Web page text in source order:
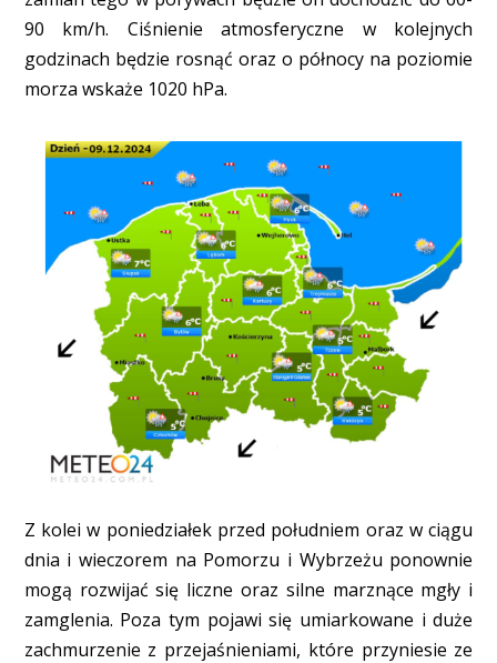
90 km/h. Ciśnienie atmosferyczne w kolejnych
godzinach będzie rosnąć oraz o północy na poziomie
morza wskaże 1020 hPa.
Z kolei w poniedziałek przed południem oraz w ciągu
dnia i wieczorem na Pomorzu i Wybrzeżu ponownie
mogą rozwijać się liczne oraz silne marznące mgły i
zamglenia. Poza tym pojawi się umiarkowane i duże
zachmurzenie z przejaśnieniami, które przyniesie ze